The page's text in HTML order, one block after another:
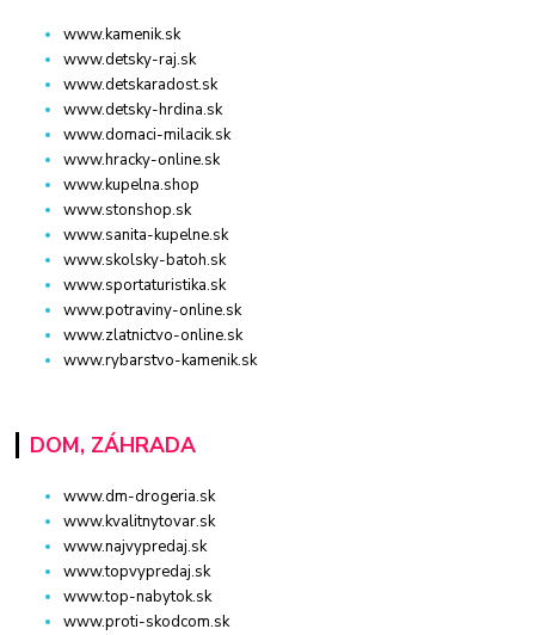
www.kamenik.sk
www.detsky-raj.sk
www.detskaradost.sk
www.detsky-hrdina.sk
www.domaci-milacik.sk
www.hracky-online.sk
www.kupelna.shop
www.stonshop.sk
www.sanita-kupelne.sk
www.skolsky-batoh.sk
www.sportaturistika.sk
www.potraviny-online.sk
www.zlatnictvo-online.sk
www.rybarstvo-kamenik.sk
DOM, ZÁHRADA
www.dm-drogeria.sk
www.kvalitnytovar.sk
www.najvypredaj.sk
www.topvypredaj.sk
www.top-nabytok.sk
www.proti-skodcom.sk